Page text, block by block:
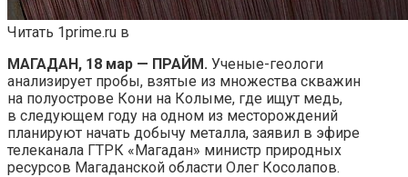
Читать 1prime.ru в
МАГАДАН, 18 мар — ПРАЙМ. Ученые-геологи
анализирует пробы, взятые из множества скважин
на полуострове Кони на Колыме, где ищут медь,
в следующем году на одном из месторождений
планируют начать добычу металла, заявил в эфире
телеканала ГТРК «Магадан» министр природных
ресурсов Магаданской области Олег Косолапов.